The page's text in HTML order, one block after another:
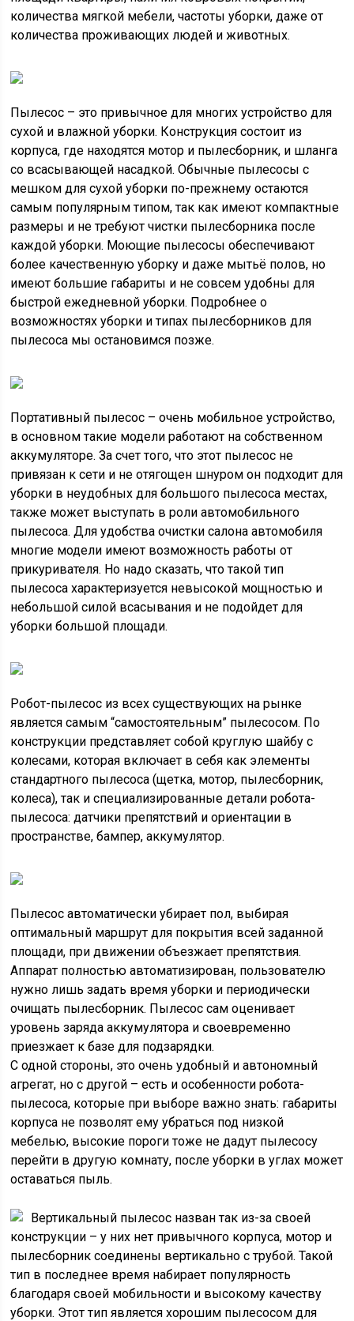
количества мягкой мебели, частоты уборки, даже от
количества проживающих людей и животных.
Пылесос – это привычное для многих устройство для
сухой и влажной уборки. Конструкция состоит из
корпуса, где находятся мотор и пылесборник, и шланга
со всасывающей насадкой. Обычные пылесосы с
мешком для сухой уборки по-прежнему остаются
самым популярным типом, так как имеют компактные
размеры и не требуют чистки пылесборника после
каждой уборки. Моющие пылесосы обеспечивают
более качественную уборку и даже мытьё полов, но
имеют большие габариты и не совсем удобны для
быстрой ежедневной уборки. Подробнее о
возможностях уборки и типах пылесборников для
пылесоса мы остановимся позже.
Портативный пылесос – очень мобильное устройство,
в основном такие модели работают на собственном
аккумуляторе. За счет того, что этот пылесос не
привязан к сети и не отягощен шнуром он подходит для
уборки в неудобных для большого пылесоса местах,
также может выступать в роли автомобильного
пылесоса. Для удобства очистки салона автомобиля
многие модели имеют возможность работы от
прикуривателя. Но надо сказать, что такой тип
пылесоса характеризуется невысокой мощностью и
небольшой силой всасывания и не подойдет для
уборки большой площади.
Робот-пылесос из всех существующих на рынке
является самым “самостоятельным” пылесосом. По
конструкции представляет собой круглую шайбу с
колесами, которая включает в себя как элементы
стандартного пылесоса (щетка, мотор, пылесборник,
колеса), так и специализированные детали робота-
пылесоса: датчики препятствий и ориентации в
пространстве, бампер, аккумулятор.
Пылесос автоматически убирает пол, выбирая
оптимальный маршрут для покрытия всей заданной
площади, при движении объезжает препятствия.
Аппарат полностью автоматизирован, пользователю
нужно лишь задать время уборки и периодически
очищать пылесборник. Пылесос сам оценивает
уровень заряда аккумулятора и своевременно
приезжает к базе для подзарядки.
С одной стороны, это очень удобный и автономный
агрегат, но с другой – есть и особенности робота-
пылесоса, которые при выборе важно знать: габариты
корпуса не позволят ему убраться под низкой
мебелью, высокие пороги тоже не дадут пылесосу
перейти в другую комнату, после уборки в углах может
оставаться пыль.
Вертикальный пылесос назван так из-за своей
конструкции – у них нет привычного корпуса, мотор и
пылесборник соединены вертикально с трубой. Такой
тип в последнее время набирает популярность
благодаря своей мобильности и высокому качеству
уборки. Этот тип является хорошим пылесосом для